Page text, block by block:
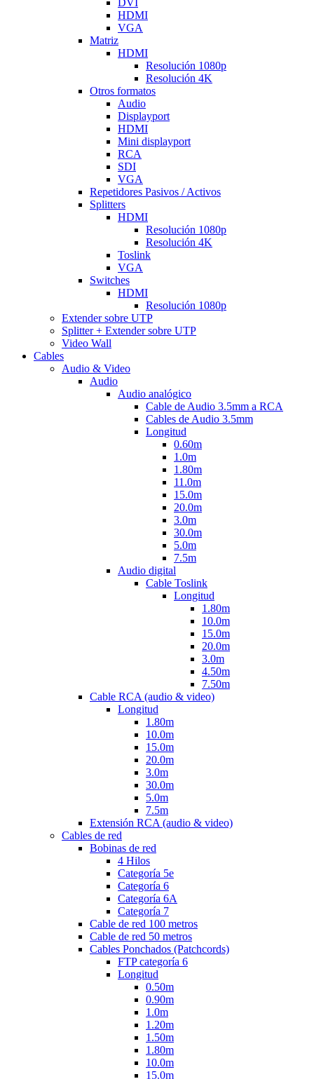
DVI
HDMI
VGA
Matriz
HDMI
Resolución 1080p
Resolución 4K
Otros formatos
Audio
Displayport
HDMI
Mini displayport
RCA
SDI
VGA
Repetidores Pasivos / Activos
Splitters
HDMI
Resolución 1080p
Resolución 4K
Toslink
VGA
Switches
HDMI
Resolución 1080p
Extender sobre UTP
Splitter + Extender sobre UTP
Video Wall
Cables
Audio & Video
Audio
Audio analógico
Cable de Audio 3.5mm a RCA
Cables de Audio 3.5mm
Longitud
0.60m
1.0m
1.80m
11.0m
15.0m
20.0m
3.0m
30.0m
5.0m
7.5m
Audio digital
Cable Toslink
Longitud
1.80m
10.0m
15.0m
20.0m
3.0m
4.50m
7.50m
Cable RCA (audio & video)
Longitud
1.80m
10.0m
15.0m
20.0m
3.0m
30.0m
5.0m
7.5m
Extensión RCA (audio & video)
Cables de red
Bobinas de red
4 Hilos
Categoría 5e
Categoría 6
Categoría 6A
Categoría 7
Cable de red 100 metros
Cable de red 50 metros
Cables Ponchados (Patchcords)
FTP categoría 6
Longitud
0.50m
0.90m
1.0m
1.20m
1.50m
1.80m
10.0m
15.0m